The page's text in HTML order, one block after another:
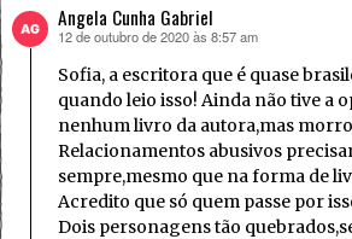
Angela Cunha Gabriel
disse:
12 de outubro de 2020 às 8:57 am
Sofia, a escritora que é quase
quando leio isso! Ainda não tive a
nenhum livro da autora,mas
Relacionamentos abusivos
sempre,mesmo que na forma de
Acredito que só quem passe por
Dois personagens tão